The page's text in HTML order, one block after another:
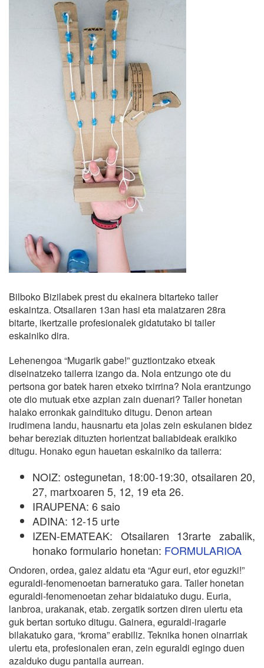
Bilboko Bizilabek prest du ekainera bitarteko tailer
eskaintza. Otsailaren 13an hasi eta maiatzaren 28ra
bitarte, ikertzaile profesionalek gidatutako bi tailer
eskainiko dira.
Lehenengoa “Mugarik gabe!” guztiontzako etxeak
diseinatzeko tailerra izango da. Nola entzungo ote du
pertsona gor batek haren etxeko txirrina? Nola erantzungo
ote dio mutuak etxe azpian zain duenari? Tailer honetan
halako erronkak gaindituko ditugu. Denon artean
irudimena landu, hausnartu eta jolas zein eskulanen bidez
behar bereziak dituzten horientzat baliabideak eraikiko
ditugu. Honako egun hauetan eskainiko da tailerra:
NOIZ: ostegunetan, 18:00-19:30, otsailaren 20,
27, martxoaren 5, 12, 19 eta 26.
IRAUPENA: 6 saio
ADINA: 12-15 urte
IZEN-EMATEAK: Otsailaren 13rarte zabalik,
honako formulario honetan: FORMULARIOA
Ondoren, ordea, gaiez aldatu eta “Agur euri, etor eguzki!”
eguraldi-fenomenoetan barneratuko gara. Tailer honetan
eguraldi-fenomenoetan zehar bidaiatuko dugu. Euria,
lanbroa, urakanak, etab. zergatik sortzen diren ulertu eta
guk bertan sortuko ditugu. Gainera, eguraldi-iragarle
bilakatuko gara, “kroma” erabiliz. Teknika honen oinarriak
ulertu eta, profesionalen eran, zein eguraldi egingo duen
azalduko dugu pantaila aurrean.